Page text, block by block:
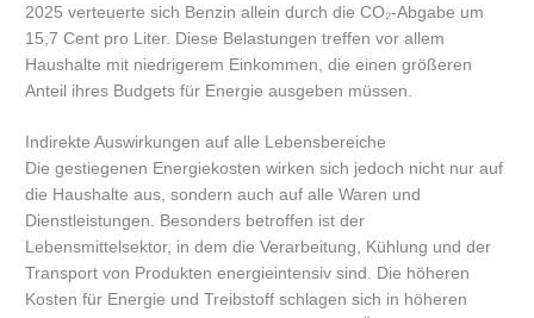
2025 verteuerte sich Benzin allein durch die CO₂-Abgabe um
15,7 Cent pro Liter. Diese Belastungen treffen vor allem
Haushalte mit niedrigerem Einkommen, die einen größeren
Anteil ihres Budgets für Energie ausgeben müssen.
Indirekte Auswirkungen auf alle Lebensbereiche
Die gestiegenen Energiekosten wirken sich jedoch nicht nur auf
die Haushalte aus, sondern auch auf alle Waren und
Dienstleistungen. Besonders betroffen ist der
Lebensmittelsektor, in dem die Verarbeitung, Kühlung und der
Transport von Produkten energieintensiv sind. Die höheren
Kosten für Energie und Treibstoff schlagen sich in höheren